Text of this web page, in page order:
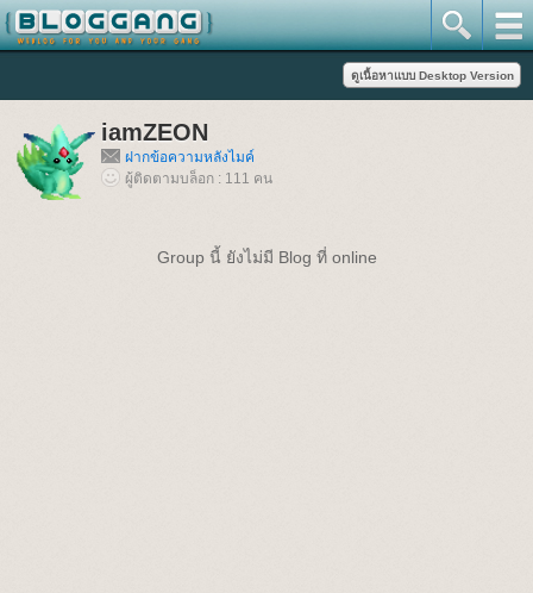
iamZEON
ฝากข้อความหลังไมค์
ผู้ติดตามบล็อก : 111 คน
Group นี้ ยังไม่มี Blog ที่ online